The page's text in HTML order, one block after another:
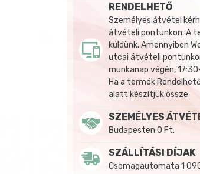
RENDELHETŐ
Személyes átvétel
átvételi pontunkon. A
küldünk. Amennyiben
utcai átvételi
munkanap végén,
Ha a termék
alatt készítjük össze
SZEMÉLYES
Budapesten 0 Ft.
SZÁLLÍTÁSI DÍJAK
Csomagautomata 1